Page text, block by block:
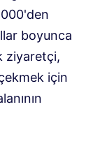
boyunca
ziyaretçi,
için